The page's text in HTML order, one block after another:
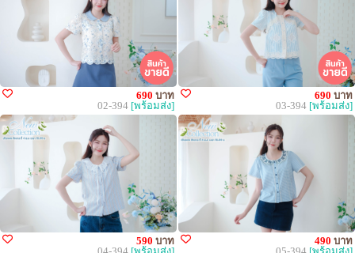
690 บาท
02-394 [พร้อมส่ง]
690 บาท
03-394 [พร้อมส่ง]
590 บาท
490 บาท